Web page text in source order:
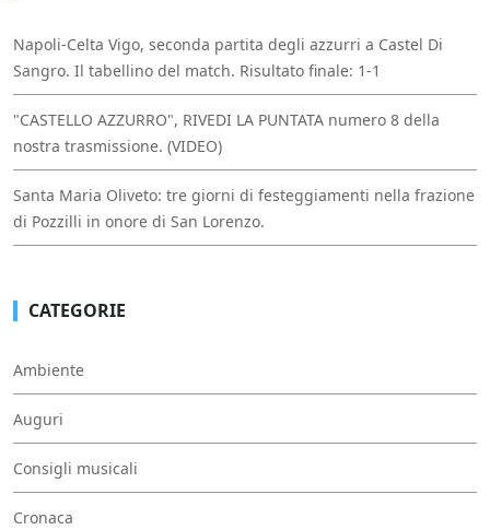
Napoli-Celta Vigo, seconda partita degli azzurri a Castel Di
Sangro. Il tabellino del match. Risultato finale: 1-1
"CASTELLO AZZURRO", RIVEDI LA PUNTATA numero 8 della
nostra trasmissione. (VIDEO)
Santa Maria Oliveto: tre giorni di festeggiamenti nella frazione
di Pozzilli in onore di San Lorenzo.
CATEGORIE
Ambiente
Auguri
Consigli musicali
Cronaca